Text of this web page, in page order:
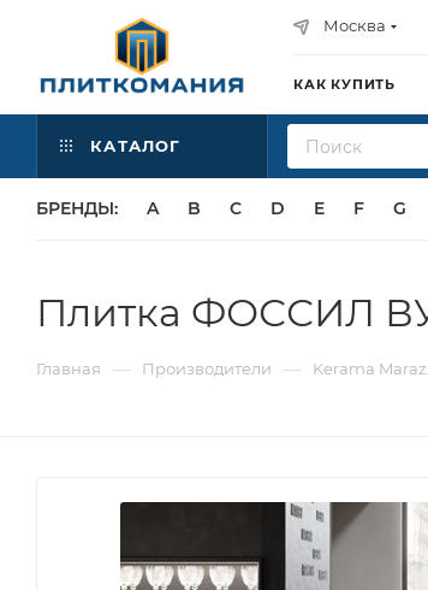
Москва
КАК КУПИТЬ
КАТАЛОГ
БРЕНДЫ: A B C D E F G
Плитка ФОССИЛ
Главная — Производители — Kerama